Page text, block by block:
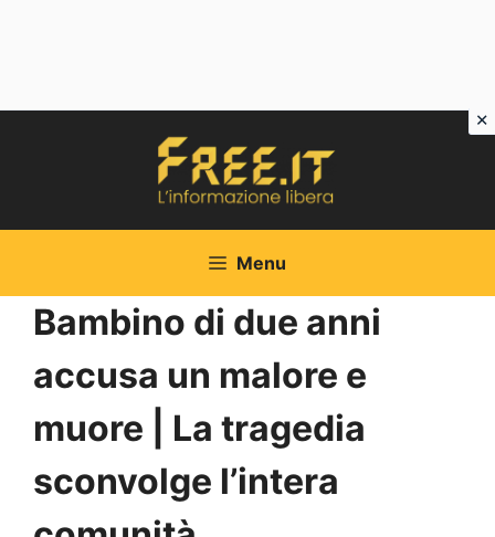
Menu
Bambino di due anni
accusa un malore e
muore | La tragedia
sconvolge l’intera